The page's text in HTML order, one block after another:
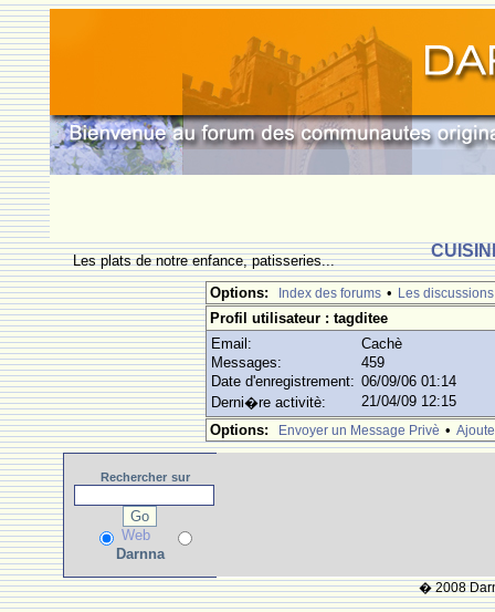
Les plats de notre enfance, patisseries...
Options:
Index des forums • Les discussions
Profil utilisateur : tagditee
Email:
Cachè
Messages:
459
Date d'enregistrement: 06/09/06 01:14
Derni�re activitè:
21/04/09 12:15
Options:
Envoyer un Message Privè •
Rechercher sur
Web
Darnna
� 2008